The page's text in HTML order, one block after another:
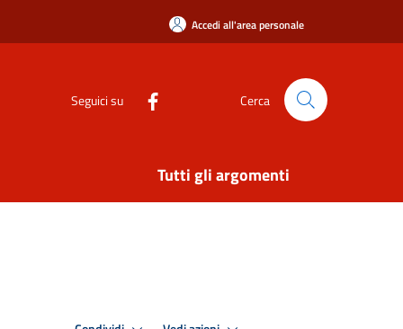
Accedi all'area personale
Seguici su Cerca
Tutti gli argomenti